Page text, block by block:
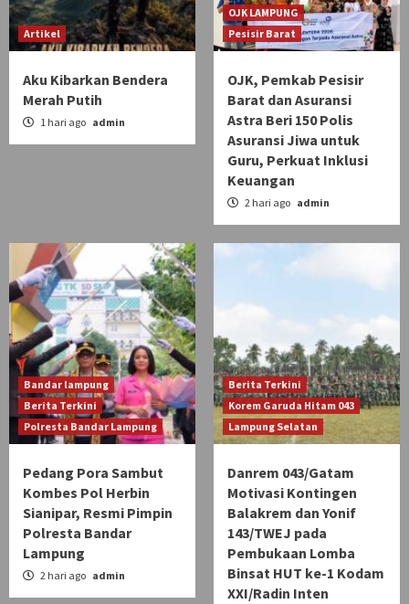
Artikel
Aku Kibarkan Bendera
Merah Putih
1 hari ago admin
OJK LAMPUNG
Pesisir Barat
OJK, Pemkab Pesisir
Barat dan Asuransi
Astra Beri 150 Polis
Asuransi Jiwa untuk
Guru, Perkuat Inklusi
Keuangan
2 hari ago admin
Bandar lampung
Berita Terkini
Polresta Bandar Lampung
Pedang Pora Sambut
Kombes Pol Herbin
Sianipar, Resmi Pimpin
Polresta Bandar
Lampung
2 hari ago admin
Berita Terkini
Korem Garuda Hitam 043
Lampung Selatan
Danrem 043/Gatam
Motivasi Kontingen
Balakrem dan Yonif
143/TWEJ pada
Pembukaan Lomba
Binsat HUT ke-1 Kodam
XXI/Radin Inten